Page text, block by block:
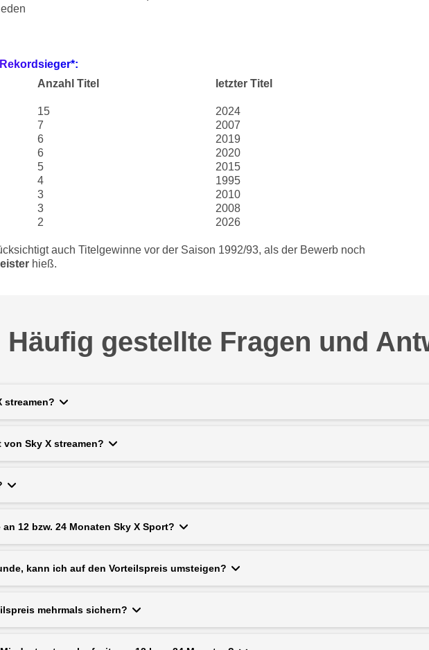
Anzahl Titel
15
7
6
6
5
4
3
3
2
letzter Titel
2024
2007
2019
2020
2015
1995
2010
2008
2026
auch Titelgewinne vor der Saison 1992/93, als der Bewerb noch
hieß.
Häufig gestellte Fragen und
streamen?
Sky X streamen?
12 bzw. 24 Monaten Sky X Sport?
kann ich auf den Vorteilspreis umsteigen?
mehrmals sichern?